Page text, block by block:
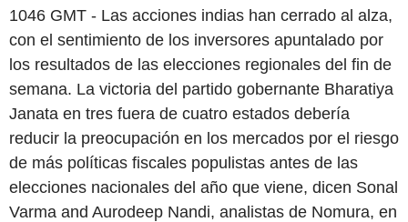
1046 GMT - Las acciones indias han cerrado al alza,
con el sentimiento de los inversores apuntalado por
los resultados de las elecciones regionales del fin de
semana. La victoria del partido gobernante Bharatiya
Janata en tres fuera de cuatro estados debería
reducir la preocupación en los mercados por el riesgo
de más políticas fiscales populistas antes de las
elecciones nacionales del año que viene, dicen Sonal
Varma and Aurodeep Nandi, analistas de Nomura, en